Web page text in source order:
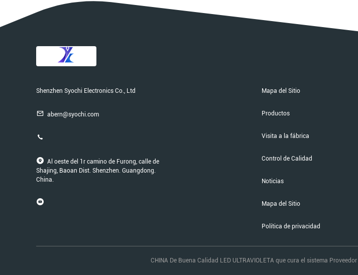
Shenzhen Syochi Electronics Co., Ltd
abern@syochi.com
Al oeste del 1r camino de Furong, calle de
Shajing, Baoan Dist. Shenzhen. Guangdong.
China.
Mapa del Sitio
Productos
Visita a la fábrica
Control de Calidad
Noticias
Mapa del Sitio
Política de privacidad
CHINA De Buena Calidad LED ULTRAVIOLETA que cura el sistema